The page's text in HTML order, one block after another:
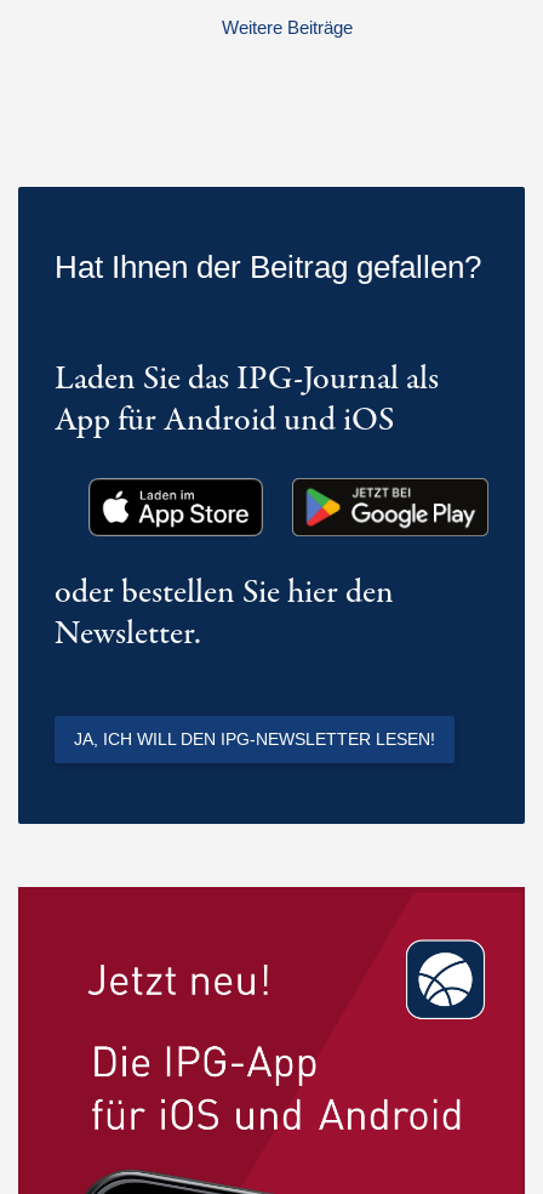
Weitere Beiträge
Hat Ihnen der Beitrag gefallen?
Laden Sie das IPG-Journal als
App für Android und iOS
oder bestellen Sie hier den
Newsletter.
JA, ICH WILL DEN IPG-NEWSLETTER LESEN!